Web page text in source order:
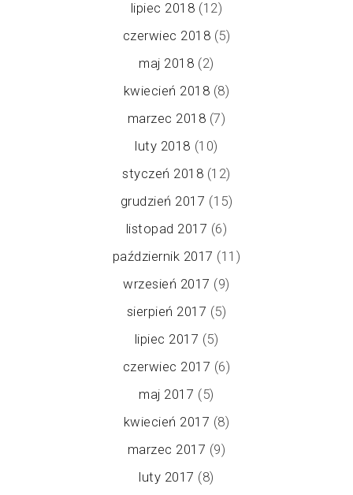
lipiec 2018 (12)
czerwiec 2018 (5)
maj 2018 (2)
kwiecień 2018 (8)
marzec 2018 (7)
luty 2018 (10)
styczeń 2018 (12)
grudzień 2017 (15)
listopad 2017 (6)
październik 2017 (11)
wrzesień 2017 (9)
sierpień 2017 (5)
lipiec 2017 (5)
czerwiec 2017 (6)
maj 2017 (5)
kwiecień 2017 (8)
marzec 2017 (9)
luty 2017 (8)